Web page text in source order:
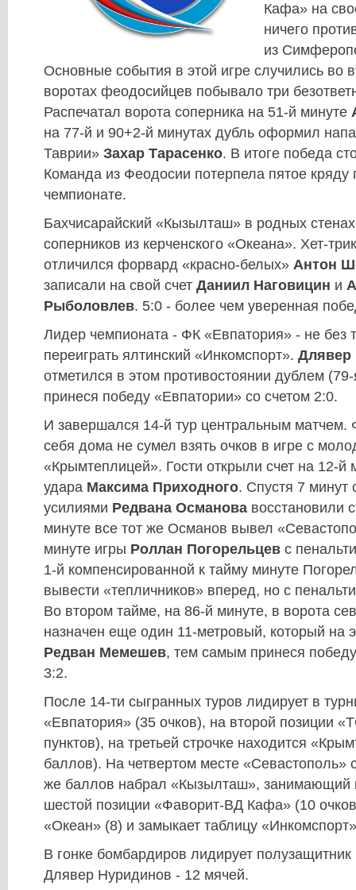
Кафа» на
ничего
из
Основные события в этой игре случились во
воротах феодосийцев побывало три
Распечатал ворота соперника на 51-й минуте
на 77-й и 90+2-й минутах дубль оформил
Таврии» Захар Тарасенко. В итоге победа
Команда из Феодосии потерпела пятое кряду
чемпионате.
Бахчисарайский «Кызылташ» в родных
соперников из керченского «Океана». Хет-
отличился форвард «красно-белых» Антон
записали на свой счет Даниил Наговицин и
Рыболовлев. 5:0 - более чем уверенная
Лидер чемпионата - ФК «Евпатория» - не без
переиграть ялтинский «Инкомспорт». Длявер
отметился в этом противостоянии дублем
принеся победу «Евпатории» со счетом 2:0.
И завершался 14-й тур центральным матчем.
себя дома не сумел взять очков в игре с
«Крымтеплицей». Гости открыли счет на 12-й
удара Максима Приходного. Спустя 7 минут
усилиями Редвана Османова восстановили
минуте все тот же Османов вывел
минуте игры Роллан Погорельцев с
1-й компенсированной к тайму минуте
вывести «тепличников» вперед, но с
Во втором тайме, на 86-й минуте, в ворота
назначен еще один 11-метровый, который на
Редван Мемешев, тем самым принеся
3:2.
После 14-ти сыгранных туров лидирует в
«Евпатория» (35 очков), на второй позиции
пунктов), на третьей строчке находится
баллов). На четвертом месте «Севастополь»
же баллов набрал «Кызылташ», занимающий
шестой позиции «Фаворит-ВД Кафа» (10
«Океан» (8) и замыкает таблицу
В гонке бомбардиров лидирует
Длявер Нуридинов - 12 мячей.